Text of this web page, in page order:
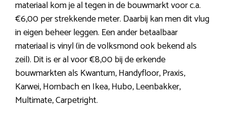
materiaal kom je al tegen in de bouwmarkt voor c.a.
€6,00 per strekkende meter. Daarbij kan men dit vlug
in eigen beheer leggen. Een ander betaalbaar
materiaal is vinyl (in de volksmond ook bekend als
zeil). Dit is er al voor €8,00 bij de erkende
bouwmarkten als Kwantum, Handyfloor, Praxis,
Karwei, Hornbach en Ikea, Hubo, Leenbakker,
Multimate, Carpetright.